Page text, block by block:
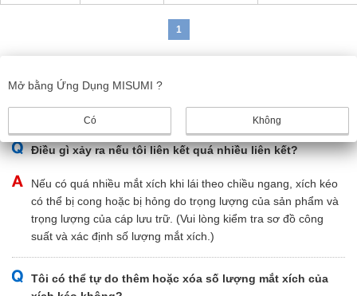
1
**Tuân thủ RoHS có sẵn cho một số mã bộ phận.
Điều gì xảy ra nếu tôi liên kết quá nhiều liên kết?
Nếu có quá nhiều mắt xích khi lái theo chiều ngang, xích kéo
có thể bị cong hoặc bị hỏng do trọng lượng của sản phẩm và
trọng lượng của cáp lưu trữ. (Vui lòng kiểm tra sơ đồ công
suất và xác định số lượng mắt xích.)
Tôi có thể tự do thêm hoặc xóa số lượng mắt xích của
Mở bằng Ứng Dụng MISUMI ?
Có Không